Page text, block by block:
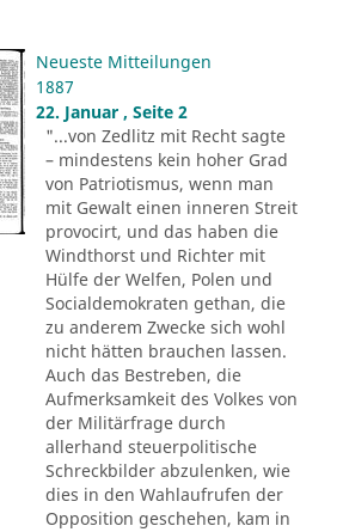
Neueste Mitteilungen
1887
22. Januar , Seite 2
"...von Zedlitz mit Recht sagte
– mindestens kein hoher Grad
von Patriotismus, wenn man
mit Gewalt einen inneren Streit
provocirt, und das haben die
Windthorst und Richter mit
Hülfe der Welfen, Polen und
Socialdemokraten gethan, die
zu anderem Zwecke sich wohl
nicht hätten brauchen lassen.
Auch das Bestreben, die
Aufmerksamkeit des Volkes von
der Militärfrage durch
allerhand steuerpolitische
Schreckbilder abzulenken, wie
dies in den Wahlaufrufen der
Opposition geschehen, kam in